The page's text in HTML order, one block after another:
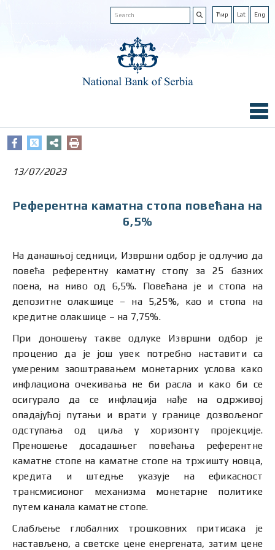
Ћир Lat Eng
13/07/2023
Референтна каматна стопа повећана на
6,5%
На данашњој седници, Извршни одбор је одлучио да
повећа референтну каматну стопу за 25 базних
поена, на ниво од 6,5%. Повећана је и стопа на
депозитне олакшице – на 5,25%, као и стопа на
кредитне олакшице – на 7,75%.
При доношењу такве одлуке Извршни одбор је
проценио да је још увек потребно наставити са
умереним заоштравањем монетарних услова како
инфлациона очекивања не би расла и како би се
осигурало да се инфлација нађе на одрживој
опадајућој путањи и врати у границе дозвољеног
одступања од циља у хоризонту пројекције.
Преношење досадашњег повећања референтне
каматне стопе на каматне стопе на тржишту новца,
кредита и штедње указује на ефикасност
трансмисионог механизма монетарне политике
путем канала каматне стопе.
Слабљење глобалних трошковних притисака је
настављено, а светске цене енергената, затим цене